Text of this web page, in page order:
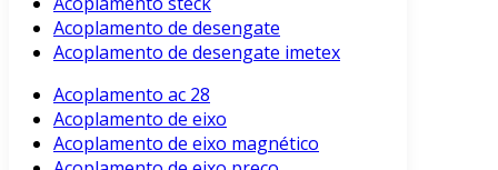
Acoplamento de desengate
Acoplamento de desengate imetex
Acoplamento ac 28
Acoplamento de eixo
Acoplamento de eixo magnético